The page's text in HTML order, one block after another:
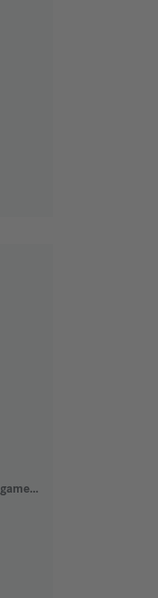
Retrait des obturations amalgame (TransAmalgam)